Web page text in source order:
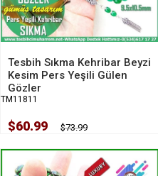
Tesbih Sıkma Kehribar Beyzi
Kesim Pers Yeşili Gülen
Gözler
TM11811
$60.99 $73.99